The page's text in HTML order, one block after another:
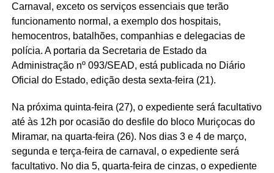
Carnaval, exceto os serviços essenciais que terão
funcionamento normal, a exemplo dos hospitais,
hemocentros, batalhões, companhias e delegacias de
polícia. A portaria da Secretaria de Estado da
Administração nº 093/SEAD, está publicada no Diário
Oficial do Estado, edição desta sexta-feira (21).
Na próxima quinta-feira (27), o expediente será facultativo
até às 12h por ocasião do desfile do bloco Muriçocas do
Miramar, na quarta-feira (26). Nos dias 3 e 4 de março,
segunda e terça-feira de carnaval, o expediente será
facultativo. No dia 5, quarta-feira de cinzas, o expediente